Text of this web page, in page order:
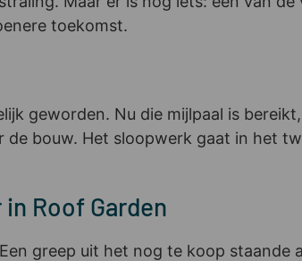
toekomst.
geworden. Nu die mijlpaal is
bouw. Het sloopwerk gaat in het
Roof Garden
greep uit het nog te koop staande